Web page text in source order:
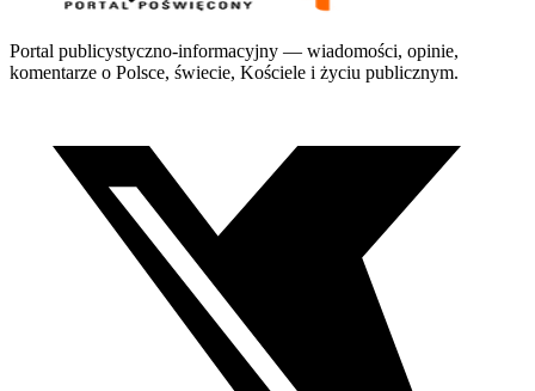
Portal publicystyczno-informacyjny — wiadomości, opinie,
komentarze o Polsce, świecie, Kościele i życiu publicznym.